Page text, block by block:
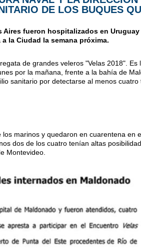
DE LOS BUQUES
fueron hospitalizados en
la Ciudad la semana próxima.
de grandes veleros "Velas 2018". Es
por la mañana, frente a la bahía de
sanitario por detectarse al menos
marinos y quedaron en cuarentena en
dos de los cuatro tenían altas
Montevideo.